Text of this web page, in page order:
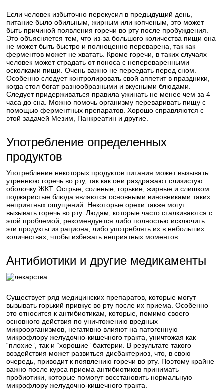
Если человек избыточно перекусил в предыдущий день,
питание было обильным, жирным или копченым, это может
быть причиной появления горечи во рту после пробуждения.
Это объясняется тем, что из-за большого количества пищи она
не может быть быстро и полноценно переварена, так как
ферментов может не хватать. Кроме горечи, в таких случаях
человек может страдать от поноса с непереваренными
осколками пищи. Очень важно не переедать перед сном.
Особенно следует контролировать свой аппетит в праздники,
когда стол богат разнообразными и вкусными блюдами.
Следует придерживаться правила ужинать не менее чем за 4
часа до сна. Можно помочь организму переваривать пищу с
помощью ферментных препаратов. Хорошо справляются с
этой задачей Мезим, Панкреатин и другие.
Употребление определенных
продуктов
Употребление некоторых продуктов питания может вызывать
утреннюю горечь во рту, так как они раздражают слизистую
оболочку ЖКТ. Острые, соленые, горькие, жирные и слишком
поджаристые блюда являются основными виновниками таких
неприятных ощущений. Некоторые орехи также могут
вызывать горечь во рту. Людям, которые часто сталкиваются с
этой проблемой, рекомендуется либо полностью исключить
эти продукты из рациона, либо употреблять их в небольших
количествах, чтобы избежать неприятных моментов.
Антибиотики и другие медикаменты
Существует ряд медицинских препаратов, которые могут
вызывать горький привкус во рту после их приема. Особенно
это относится к антибиотикам, которые, помимо своего
основного действия по уничтожению вредных
микроорганизмов, негативно влияют на патогенную
микрофлору желудочно-кишечного тракта, уничтожая как
“плохие”, так и “хорошие” бактерии. В результате такого
воздействия может развиться дисбактериоз, что, в свою
очередь, приводит к появлению горечи во рту. Поэтому крайне
важно после курса приема антибиотиков принимать
пробиотики, которые помогут восстановить нормальную
микрофлору желудочно-кишечного тракта.